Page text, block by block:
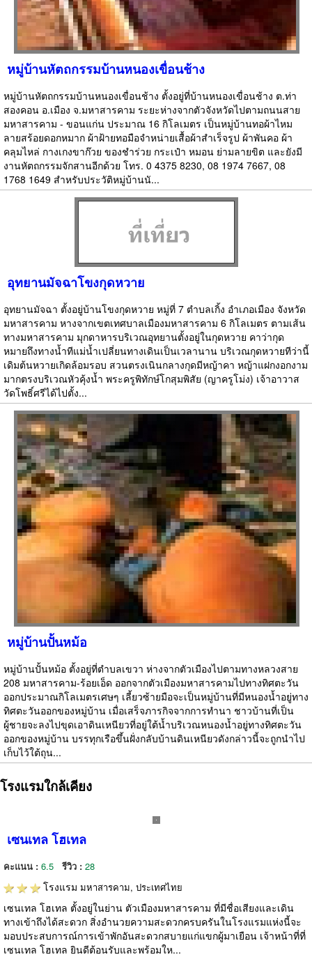
หมู่บ้านหัตถกรรมบ้านหนองเขื่อนช้าง
หมู่บ้านหัตถกรรมบ้านหนองเขื่อนช้าง ตั้งอยู่ที่บ้านหนองเขื่อนช้าง ต.ท่า
สองคอน อ.เมือง จ.มหาสารคาม ระยะห่างจากตัวจังหวัดไปตามถนนสาย
มหาสารคาม - ขอนแก่น ประมาณ 16 กิโลเมตร เป็นหมู่บ้านทอผ้าไหม
ลายสร้อยดอกหมาก ผ้าฝ้ายทอมือจำหน่ายเสื้อผ้าสำเร็จรูป ผ้าพันคอ ผ้า
คลุมไหล่ กางเกงขาก๊วย ของชำร่วย กระเป๋า หมอน ย่ามลายขิต และยังมี
งานหัตถกรรมจักสานอีกด้วย โทร. 0 4375 8230, 08 1974 7667, 08
1768 1649 สำหรับประวัติหมู่บ้านนั...
อุทยานมัจฉาโขงกุดหวาย
อุทยานมัจฉา ตั้งอยู่บ้านโขงกุดหวาย หมู่ที่ 7 ตำบลเกิ้ง อำเภอเมือง จังหวัด
มหาสารคาม หางจากเขตเทศบาลเมืองมหาสารคาม 6 กิโลเมตร ตามเส้น
ทางมหาสารคาม มุกดาหารบริเวณอุทยานตั้งอยู่ในกุดหวาย คาว่ากุด
หมายถึงทางน้ำทีแม่น้ำเปลี่ยนทางเดินเป็นเวลานาน บริเวณกุดหวายทีว่านี้
เดิมต้นหวายเกิดล้อมรอบ สวนตรงเนินกลางกุดมีหญ้าคา หญ้าแฝกงอกงาม
มากตรงบริเวณหัวคุ้งน้ำ พระครูพิทักษ์โกสุมพิสัย (ญาครูโม่ง) เจ้าอาวาส
วัดโพธิ์ศรีได้ไปตั้ง...
หมู่บ้านปั้นหม้อ
หมู่บ้านปั้นหม้อ ตั้งอยู่ที่ตำบลเขวา ห่างจากตัวเมืองไปตามทางหลวงสาย
208 มหาสารคาม-ร้อยเอ็ด ออกจากตัวเมืองมหาสารคามไปทางทิศตะวัน
ออกประมาณกิโลเมตรเศษๆ เลี้ยวซ้ายมือจะเป็นหมู่บ้านที่มีหนองน้ำอยู่ทาง
ทิศตะวันออกของหมู่บ้าน เมื่อเสร็จภารกิจจากการทำนา ชาวบ้านที่เป็น
ผู้ชายจะลงไปขุดเอาดินเหนียวที่อยู่ใต้น้ำบริเวณหนองน้ำอยู่ทางทิศตะวัน
ออกของหมู่บ้าน บรรทุกเรือขึ้นฝั่งกลับบ้านดินเหนียวดังกล่าวนี้จะถูกนำไป
เก็บไว้ใต้ถุน...
โรงแรมใกล้เคียง
เซนเทล โฮเทล
คะแนน : 6.5 รีวิว : 28
โรงแรม มหาสารคาม, ประเทศไทย
เซนเทล โฮเทล ตั้งอยู่ในย่าน ตัวเมืองมหาสารคาม ที่มีชื่อเสียงและเดิน
ทางเข้าถึงได้สะดวก สิ่งอำนวยความสะดวกครบครันในโรงแรมแห่งนี้จะ
มอบประสบการณ์การเข้าพักอันสะดวกสบายแก่แขกผู้มาเยือน เจ้าหน้าที่ที่
เซนเทล โฮเทล ยินดีต้อนรับและพร้อมให...